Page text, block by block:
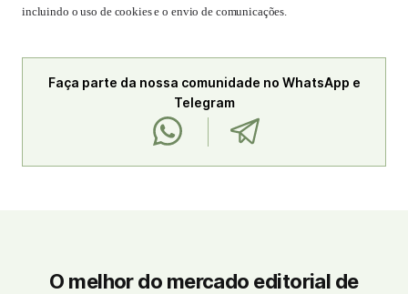
incluindo o uso de cookies e o envio de comunicações.
Faça parte da nossa comunidade no WhatsApp e
Telegram
O melhor do mercado editorial de